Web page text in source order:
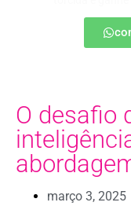
O desafio
março 3, 2025